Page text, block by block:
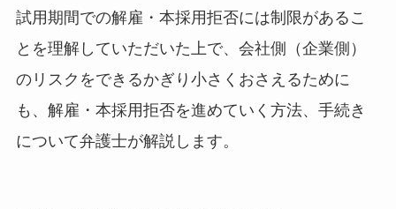
試用期間での解雇・本採用拒否には制限があるこ
とを理解していただいた上で、会社側（企業側）
のリスクをできるかぎり小さくおさえるために
も、解雇・本採用拒否を進めていく方法、手続き
について弁護士が解説します。